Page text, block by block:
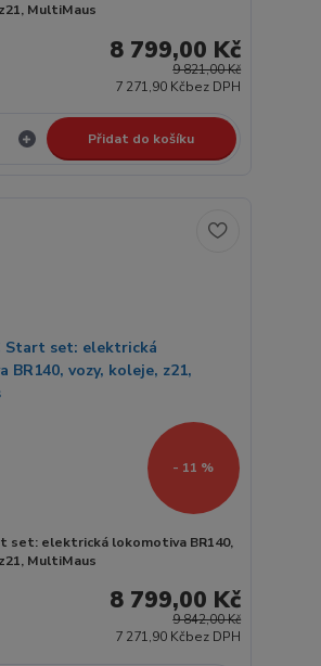
MultiMaus
9 821,00 Kč
8 799,00 Kč
7 271,90 Kčbez DPH
Přidat do košíku
- 11 %
set: elektrická lokomotiva BR140,
MultiMaus
9 842,00 Kč
8 799,00 Kč
7 271,90 Kčbez DPH